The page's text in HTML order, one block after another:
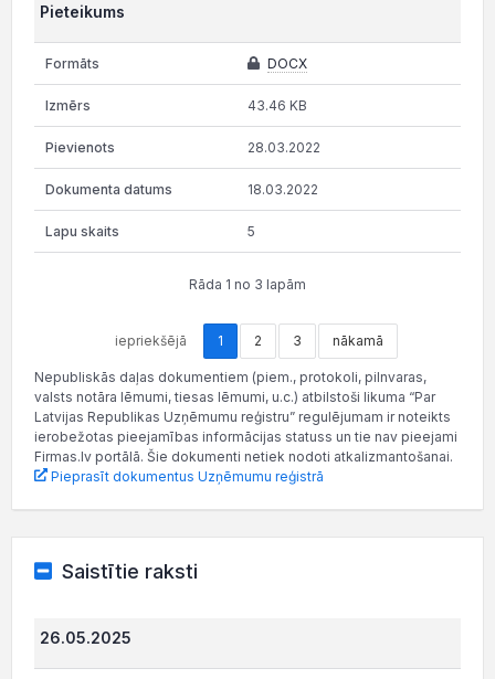
Pieteikums
DOCX
43.46 KB
28.03.2022
18.03.2022
5
Rāda 1 no 3 lapām
iepriekšējā 1 2 3 nākamā
Nepubliskās daļas dokumentiem (piem., protokoli, pilnvaras,
valsts notāra lēmumi, tiesas lēmumi, u.c.) atbilstoši likuma “Par
Latvijas Republikas Uzņēmumu reģistru” regulējumam ir noteikts
ierobežotas pieejamības informācijas statuss un tie nav pieejami
Firmas.lv portālā. Šie dokumenti netiek nodoti atkalizmantošanai.
Pieprasīt dokumentus Uzņēmumu reģistrā
Saistītie raksti
26.05.2025